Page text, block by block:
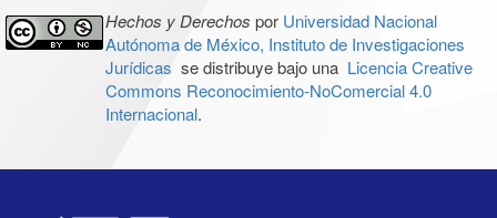
Hechos y Derechos por Universidad Nacional
Autónoma de México, Instituto de Investigaciones
Jurídicas se distribuye bajo una Licencia Creative
Commons Reconocimiento-NoComercial 4.0
Internacional.